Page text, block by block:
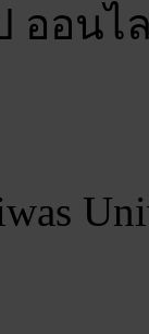
ออนไ